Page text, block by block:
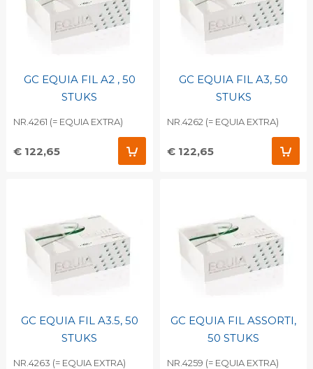
GC EQUIA FIL A2 , 50
STUKS
NR.4261 (= EQUIA EXTRA)
€ 122,65
GC EQUIA FIL A3, 50
STUKS
NR.4262 (= EQUIA EXTRA)
€ 122,65
GC EQUIA FIL A3.5, 50
STUKS
NR.4263 (= EQUIA EXTRA)
GC EQUIA FIL ASSORTI,
50 STUKS
NR.4259 (= EQUIA EXTRA)